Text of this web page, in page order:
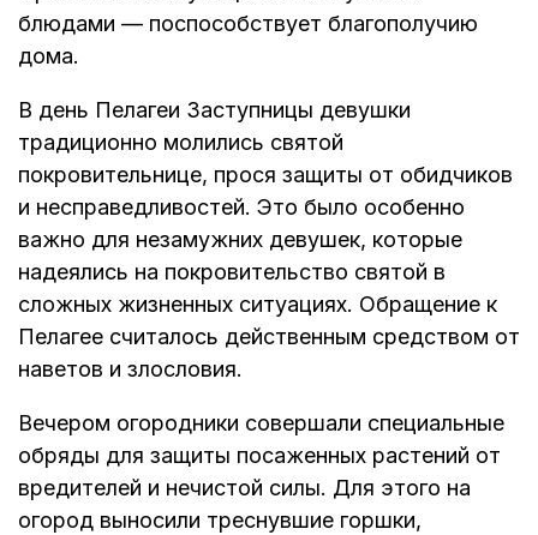
блюдами — поспособствует благополучию
дома.
В день Пелагеи Заступницы девушки
традиционно молились святой
покровительнице, прося защиты от обидчиков
и несправедливостей. Это было особенно
важно для незамужних девушек, которые
надеялись на покровительство святой в
сложных жизненных ситуациях. Обращение к
Пелагее считалось действенным средством от
наветов и злословия.
Вечером огородники совершали специальные
обряды для защиты посаженных растений от
вредителей и нечистой силы. Для этого на
огород выносили треснувшие горшки,